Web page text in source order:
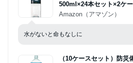
500ml×24本セット×2ケ
発送不可）
Amazon（アマゾン）
水がないと命もなしに
（10ケースセット）防